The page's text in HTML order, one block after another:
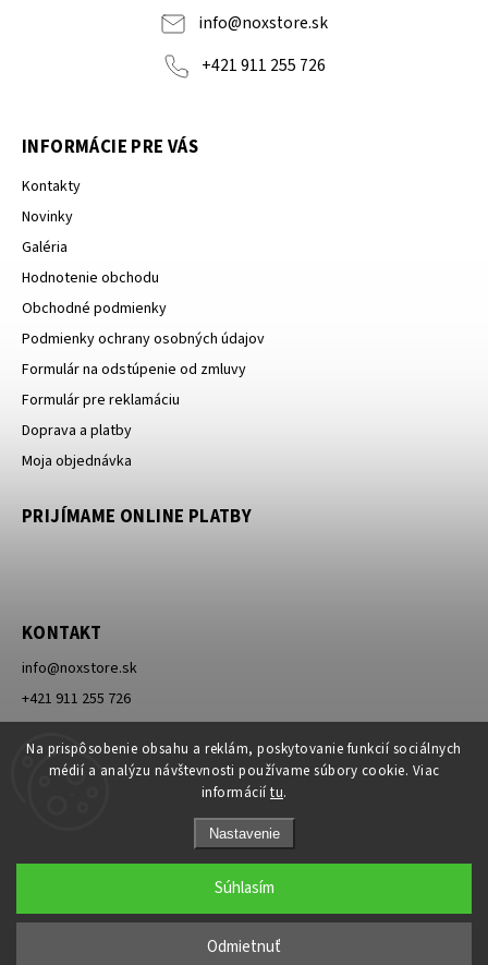
Na prispôsobenie obsahu a reklám, poskytovanie funkcií sociálnych
médií a analýzu návštevnosti používame súbory cookie. Viac
informácií tu.
Nastavenie
Odmietnuť
Súhlasím
info@noxstore.sk
+421 911 255 726
INFORMÁCIE PRE VÁS
Kontakty
Novinky
Galéria
Hodnotenie obchodu
Obchodné podmienky
Podmienky ochrany osobných údajov
Formulár na odstúpenie od zmluvy
Formulár pre reklamáciu
Doprava a platby
Moja objednávka
PRIJÍMAME ONLINE PLATBY
KONTAKT
info@noxstore.sk
+421 911 255 726
Upraviť nastavenie cookies
Grafický návrh vytvořil a nakódoval